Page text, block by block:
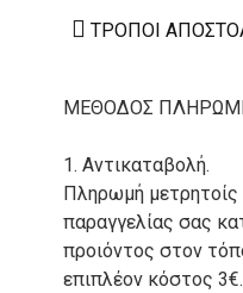
ΤΡΌΠΟΙ
ΜΕΘΟΔΟΣ
1. Αντικαταβολή.
Πληρωμή μετρητοίς
παραγγελίας σας
προιόντος στον
επιπλέον κόστος 3€.